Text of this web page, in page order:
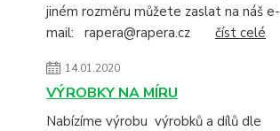
jiném rozměru můžete zaslat na náš e-
mail: rapera@rapera.cz číst celé
14.01.2020
VÝROBKY NA MÍRU
Nabízíme výrobu výrobků a dílů dle